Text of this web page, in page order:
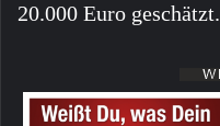
20.000 Euro geschätzt.